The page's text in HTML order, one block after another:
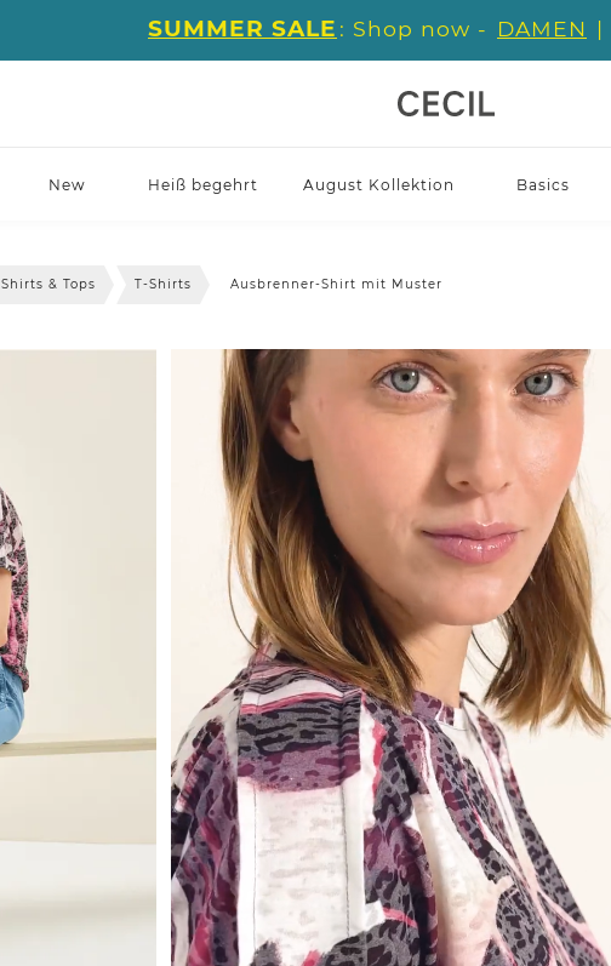
SUMMER SALE : Shop now - DAMEN |
New Heiß begehrt August Kollektion Basics
Shirts & Tops T-Shirts Ausbrenner-Shirt mit Muster